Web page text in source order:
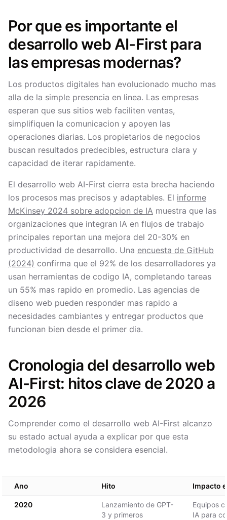
Por que es importante el
desarrollo web AI-First para
las empresas modernas?
Los productos digitales han evolucionado mucho mas
alla de la simple presencia en linea. Las empresas
esperan que sus sitios web faciliten ventas,
simplifiquen la comunicacion y apoyen las
operaciones diarias. Los propietarios de negocios
buscan resultados predecibles, estructura clara y
capacidad de iterar rapidamente.
El desarrollo web AI-First cierra esta brecha haciendo
los procesos mas precisos y adaptables. El informe
McKinsey 2024 sobre adopcion de IA muestra que las
organizaciones que integran IA en flujos de trabajo
principales reportan una mejora del 20-30% en
productividad de desarrollo. Una encuesta de GitHub
(2024) confirma que el 92% de los desarrolladores ya
usan herramientas de codigo IA, completando tareas
un 55% mas rapido en promedio. Las agencias de
diseno web pueden responder mas rapido a
necesidades cambiantes y entregar productos que
funcionan bien desde el primer dia.
Cronologia del desarrollo web
AI-First: hitos clave de 2020 a
2026
Comprender como el desarrollo web AI-First alcanzo
su estado actual ayuda a explicar por que esta
metodologia ahora se considera esencial.
Ano Hito Impacto
2020
Lanzamiento de GPT-
3 y primeros
Equipos
IA para